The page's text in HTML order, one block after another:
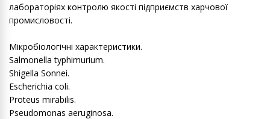
лабораторіях контролю якості підприємств харчової
промисловості.
Мікробіологічні характеристики.
Salmonella typhimurium.
Shigella Sonnei.
Escherichia coli.
Proteus mirabilis.
Pseudomonas aeruginosa.